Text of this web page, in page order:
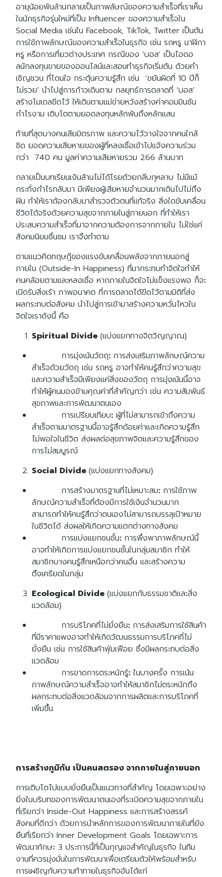
อายุน้อยพันล้านกลายเป็นภาพลัษณ์ของความสำเร็จที่เราเห็น
ในนักธุรกิจรุ่นใหม่ที่เป็น Influencer ของความสำเร็จใน
Social Media เช่นใน Facebook, TikTok, Twitter เป็นต้น
การใช้ภาพลักษณ์ของความสำเร็จในธุรกิจ เช่น รถหรู นาฬิกา
หรู หรือการเที่ยวต่างประเทศ กรณีของ ‘บอส’ เป็นไอดอ
ลนักลงทุนขายของออนไลน์และสอนทำธุรกิจเริ่มต้น ด้วยคำ
เชิญชวน ที่โดนใจ กระตุ้นความรู้สึก เช่น ‘ขยันผิดที่ 10 ปีก็
ไม่รวย’ นำไปสู่การก้าวเดินตาม กลยุทธ์การตลาดที่ ‘บอส’
สร้างโมเดลขีดไว้ ให้เดินตามแม่ข่ายหวังสร้างค่าคอมมินชัน
กำไรงาม เติบโตตามยอดลงทุนหลักพันถึงหลักแสน
ท้ายที่สุดบางคนเสียมิตรภาพ และความไว้วางใจจากคนใกล้
ชิด ยอดความเสียหายของผู้ที่หลงเชื่อเข้าไปแจ้งความร่วม
กว่า 740 คน มูลค่าความเสียหายรวม 266 ล้านบาท
กลายเป็นบทเรียนเงินล้านไม่ได้โรยด้วยกลีบกุหลาบ ไม่มีแม้
กระทั่งกำไรกลับมา มีเพียงผู้เสียหายจำนวนมากเดินไปไม่ถึง
ฝัน ทำให้เราต้องกลับมาสำรวจตัวตนที่แท้จริง สิ่งใดขับเคลื่อน
ชีวิตได้จริงด้วยความสุขจากภายในสู่ภายนอก ที่ทำให้เรา
ประสบความสำเร็จที่มาจากความต้องการจากภายใน ไม่ใช่แค่
สังคมนิยมชื่นชม เราจึงทำตาม
ตามแนวคิดทฤษฎีของแรงขับเคลื่อนพลังจากภายนอกสู่
ภายใน (Outside-In Happiness) ที่มากระทบทำจิตใจทำให้
คนคล้อยตามและหลงเชื่อ หากภายในจิตใจไม่แข็งแรงพอ ก็จะ
เปิดรับสิ่งเร้า ภาพอนาคต ที่การตลาดได้ขีดไว้ตามมิติที่ส่ง
ผลกระทบต่อสังคม นำไปสู่การเข้ามาสร้างความหวั่นไหวใน
จิตใจเราดังนี้ คือ
Spiritual Divide (แบ่งแยกทางจิตวิญญาณ)
การมุ่งเน้นวัตถุ: การส่งเสริมภาพลักษณ์ความ
สำเร็จด้วยวัตถุ เช่น รถหรู อาจทำให้คนรู้สึกว่าความสุข
และความสำเร็จมีเพียงแค่สิ่งของวัตถุ การมุ่งเน้นนี้อาจ
ทำให้ผู้คนมองข้ามคุณค่าที่สำคัญกว่า เช่น ความสัมพันธ์
สุขภาพและการพัฒนาตนเอง
การเปรียบเทียบ: ผู้ที่ไม่สามารถเข้าถึงความ
สำเร็จตามมาตรฐานนี้อาจรู้สึกด้อยค่าและเกิดความรู้สึก
ไม่พอใจในชีวิต ส่งผลต่อสุขภาพจิตและความรู้สึกของ
การไม่สมบูรณ์
Social Divide (แบ่งแยกทางสังคม)
การสร้างมาตรฐานที่ไม่เหมาะสม: การใช้ภาพ
ลักษณ์ความสำเร็จที่ต้องมีการใช้เงินจำนวนมาก
สามารถทำให้คนรู้สึกว่าตนเองไม่สามารถบรรลุเป้าหมาย
ในชีวิตได้ ส่งผลให้เกิดความแตกต่างทางสังคม
การแบ่งแยกชนชั้น: การพึ่งพาภาพลักษณ์นี้
อาจทำให้เกิดการแบ่งแยกชนชั้นในกลุ่มสมาชิก ทำให้
สมาชิกบางคนรู้สึกเหนือกว่าคนอื่น และสร้างความ
ตึงเครียดในกลุ่ม
Ecological Divide (แบ่งแยกกับธรรมชาติและสิ่ง
แวดล้อม)
การบริโภคที่ไม่ยั่งยืน: การส่งเสริมการใช้สินค้า
ที่มีราคาแพงอาจทำให้เกิดวัฒนธรรมการบริโภคที่ไม่
ยั่งยืน เช่น การใช้สินค้าฟุ่มเฟือย ซึ่งมีผลกระทบต่อสิ่ง
แวดล้อม
การขาดการตระหนักรู้: ในบางครั้ง การเน้น
ภาพลักษณ์ความสำเร็จอาจทำให้สมาชิกไม่ตระหนักถึง
ผลกระทบต่อสิ่งแวดล้อมจากการผลิตและการบริโภคที่
เพิ่มขึ้น
การสร้างภูมิกัน เป็นคนสตรอง จากภายในสู่ภายนอก
การเติบโตไปแบบยั่งยืนเป็นแนวทางที่สำคัญ โดยเฉพาะอย่าง
ยิ่งในบริบทของการพัฒนาตนเองที่ระเบิดความสุขจากภายใน
ที่เรียกว่า Inside-Out Happiness และการสร้างสรรค์
สังคมที่ดีกว่า ด้วยการนำหลักการของการพัฒนาภายในที่ยัง
ยืนที่เรียกว่า Inner Development Goals โดยเฉพาะการ
พัฒนาทักษะ 3 ประการนี้ที่เป็นกุญแจสำคัญในธุรกิจ ในทีม
งานที่ควรมุ่งมั่นในการพัฒนาเพื่อเตรียมตัวให้พร้อมสำหรับ
การเผชิญกับความท้าทายในธุรกิจอันได้แก่